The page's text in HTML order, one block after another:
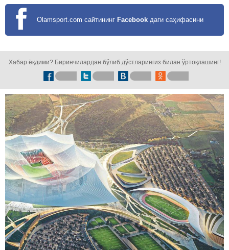
Olamsport.com сайтининг Facebook даги саҳифасини
Хабар ёқдими? Биринчилардан бўлиб дўстларингиз билан ўртоқлашинг!